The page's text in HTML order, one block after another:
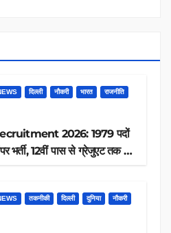
दिल्ली नौकरी भारत राजनीति
2026: 1979 पदों
भर्ती, 12वीं पास से ग्रेजुएट तक करें
तकनीकी दिल्ली दुनिया नौकरी